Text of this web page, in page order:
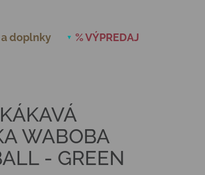
doplnky % VÝPREDAJ
WABOBA
- GREEN